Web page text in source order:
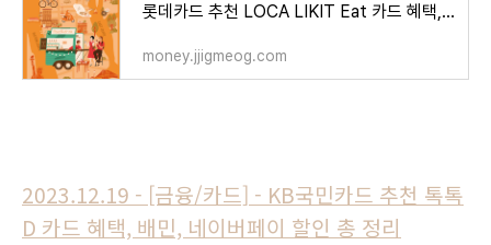
롯데카드 추천 LOCA LIKIT Eat 카드 혜택, 스타벅스, 배달앱 할인 총 정리
money.jjigmeog.com
2023.12.19 - [금융/카드] - KB국민카드 추천 톡톡
D 카드 혜택, 배민, 네이버페이 할인 총 정리